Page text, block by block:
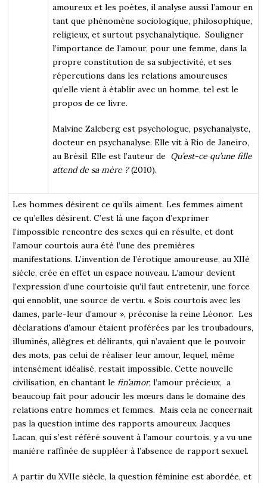
amoureux et les poètes, il analyse aussi l’amour en
tant que phénomène sociologique, philosophique,
religieux, et surtout psychanalytique. Souligner
l’importance de l’amour, pour une femme, dans la
propre constitution de sa subjectivité, et ses
répercutions dans les relations amoureuses
qu’elle vient à établir avec un homme, tel est le
propos de ce livre.
Malvine Zalcberg est psychologue, psychanalyste,
docteur en psychanalyse. Elle vit à Rio de Janeiro,
au Brésil. Elle est l’auteur de Qu’est-ce qu’une fille
attend de sa mère ?(2010).
Les hommes désirent ce qu’ils aiment. Les femmes aiment
ce qu’elles désirent. C’est là une façon d’exprimer
l’impossible rencontre des sexes qui en résulte, et dont
l’amour courtois aura été l’une des premières
manifestations. L’invention de l’érotique amoureuse, au XIIè
siècle, crée en effet un espace nouveau. L’amour devient
l’expression d’une courtoisie qu’il faut entretenir, une force
qui ennoblit, une source de vertu. « Sois courtois avec les
dames, parle-leur d’amour », préconise la reine Léonor. Les
déclarations d’amour étaient proférées par les troubadours,
illuminés, allègres et délirants, qui n’avaient que le pouvoir
des mots, pas celui de réaliser leur amour, lequel, même
intensément idéalisé, restait impossible. Cette nouvelle
civilisation, en chantant le fin’amor, l’amour précieux, a
beaucoup fait pour adoucir les mœurs dans le domaine des
relations entre hommes et femmes. Mais cela ne concernait
pas la question intime des rapports amoureux. Jacques
Lacan, qui s’est référé souvent à l’amour courtois, y a vu une
manière raffinée de suppléer à l’absence de rapport sexuel.
A partir du XVIIe siècle, la question féminine est abordée, et